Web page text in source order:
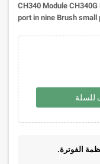
CH340 Module
port in nine Brush small
الفوترة.